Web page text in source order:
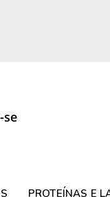
se
PROTEÍNAS E